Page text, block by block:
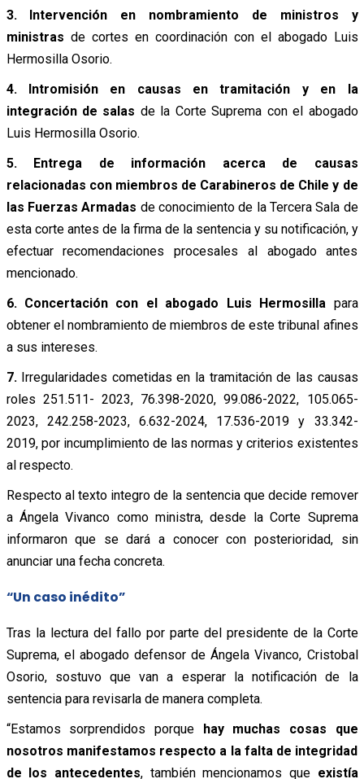
3.
Intervención en nombramiento de ministros y
ministras de cortes en coordinación con el abogado Luis
Hermosilla Osorio.
4.
Intromisión en causas en tramitación y en la
integración de salas de la Corte Suprema con el abogado
Luis Hermosilla Osorio.
5.
Entrega de información acerca de causas
relacionadas con miembros de Carabineros de Chile y de
las Fuerzas Armadas de conocimiento de la Tercera Sala de
esta corte antes de la firma de la sentencia y su notificación, y
efectuar recomendaciones procesales al abogado antes
mencionado.
6. Concertación con el abogado Luis Hermosilla para
obtener el nombramiento de miembros de este tribunal afines
a sus intereses.
7. Irregularidades cometidas en la tramitación de las causas
roles 251.511- 2023, 76.398-2020, 99.086-2022, 105.065-
2023, 242.258-2023, 6.632-2024, 17.536-2019 y 33.342-
2019, por incumplimiento de las normas y criterios existentes
al respecto.
Respecto al texto integro de la sentencia que decide remover
a Ángela Vivanco como ministra, desde la Corte Suprema
informaron que se dará a conocer con posterioridad, sin
anunciar una fecha concreta.
“Un caso inédito”
Tras la lectura del fallo por parte del presidente de la Corte
Suprema, el abogado defensor de Ángela Vivanco, Cristobal
Osorio, sostuvo que van a esperar la notificación de la
sentencia para revisarla de manera completa.
“Estamos sorprendidos porque hay muchas cosas que
nosotros manifestamos respecto a la falta de integridad
de los antecedentes, también mencionamos que existía